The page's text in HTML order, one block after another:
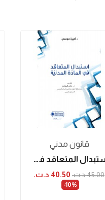
قانون مدني
استبدال المتعاقد في المادّة المدنيّة
45.00 د.ت.‏ 40.50 د.ت.‏
‎-10%